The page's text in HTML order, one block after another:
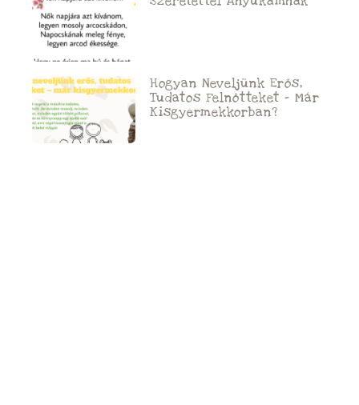
Hogyan Neveljünk Erős,
Tudatos Felnőtteket – Már
Kisgyermekkorban?